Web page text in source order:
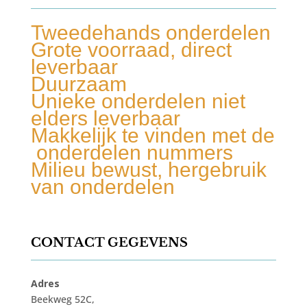
Tweedehands onderdelen
Grote voorraad, direct
leverbaar
Duurzaam
Unieke onderdelen niet
elders leverbaar
Makkelijk te vinden met de
onderdelen nummers
Milieu bewust, hergebruik
van onderdelen
CONTACT GEGEVENS
Adres
Beekweg 52C,